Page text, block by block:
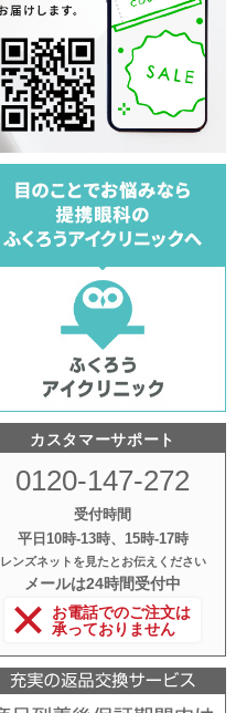
カスタマーサポート
0120-147-272
受付時間
平日10時‐13時、15時‐17時
レンズネットを見たとお伝えください
メールは24時間受付中
お電話でのご注文は
承っておりません